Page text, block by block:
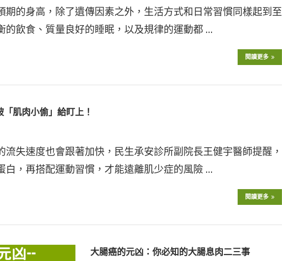
期的身高，除了遺傳因素之外，生活方式和日常習慣同樣起到至
的飲食、質量良好的睡眠，以及規律的運動都 …
閱讀更多
肌肉小偷」給盯上！
流失速度也會跟著加快，民生承安診所副院長王健宇醫師提醒，
白，再搭配運動習慣，才能遠離肌少症的風險 …
閱讀更多
大腸癌的元凶：你必知的大腸息肉二三事